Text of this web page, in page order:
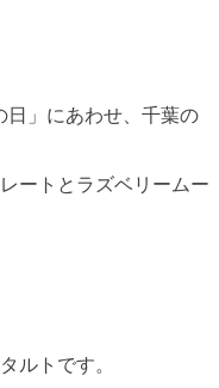
日」にあわせ、千葉の
ートとラズベリームー
ルトです。